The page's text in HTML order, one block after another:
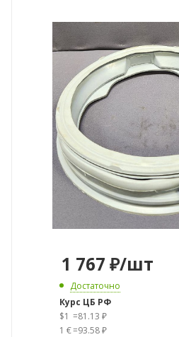
1 767 ₽/шт
Достаточно
Курс ЦБ РФ
$1 =81.13 ₽
1 €=93.58 ₽